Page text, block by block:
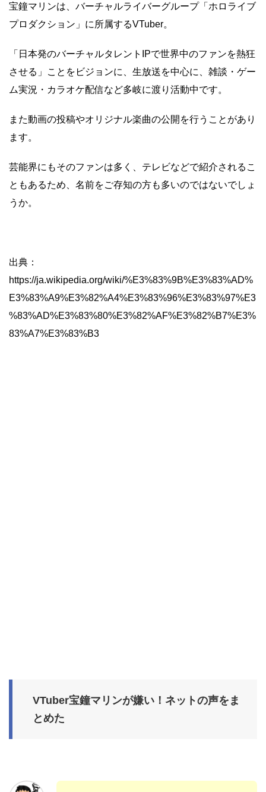
宝鐘マリンは、バーチャルライバーグループ「ホロライブ
プロダクション」に所属するVTuber。
「日本発のバーチャルタレントIPで世界中のファンを熱狂
させる」ことをビジョンに、生放送を中心に、雑談・ゲー
ム実況・カラオケ配信など多岐に渡り活動中です。
また動画の投稿やオリジナル楽曲の公開を行うことがあり
ます。
芸能界にもそのファンは多く、テレビなどで紹介されるこ
ともあるため、名前をご存知の方も多いのではないでしょ
うか。
出典：
https://ja.wikipedia.org/wiki/%E3%83%9B%E3%83%AD%
E3%83%A9%E3%82%A4%E3%83%96%E3%83%97%E3
%83%AD%E3%83%80%E3%82%AF%E3%82%B7%E3%
83%A7%E3%83%B3
VTuber宝鐘マリンが嫌い！ネットの声をま
とめた